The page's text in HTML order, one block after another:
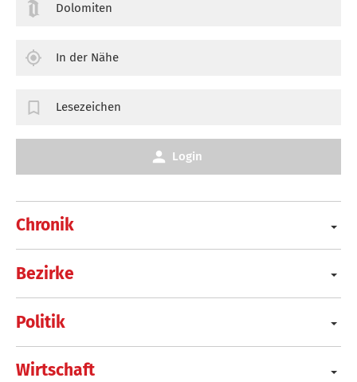
Chronik
Bezirke
Politik
Wirtschaft
Dolomiten
In der Nähe
Lesezeichen
Login